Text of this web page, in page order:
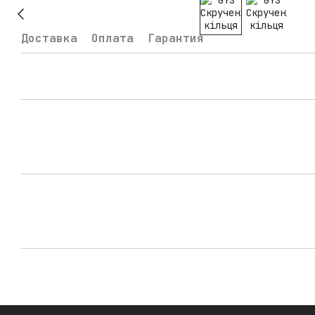
Доставка Оплата Гарантия